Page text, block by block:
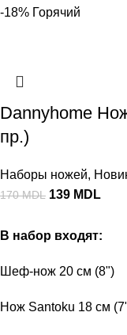
-18% Горячий
Dannyhome
пр.)
Наборы ножей,
170MDL 139 MDL
В набор входят:
Шеф-нож 20 см (8")
Нож Santoku 18 см